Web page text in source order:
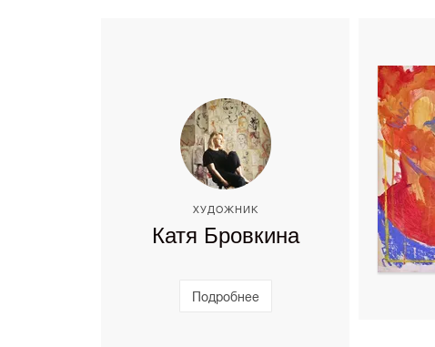
ХУДОЖНИК
Катя Бровкина
Подробнее